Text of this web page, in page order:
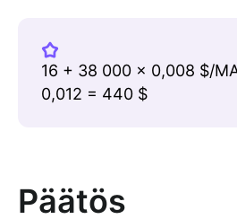
16 + 38 000 × 0,008 $/
0,012 = 440 $
Päätös